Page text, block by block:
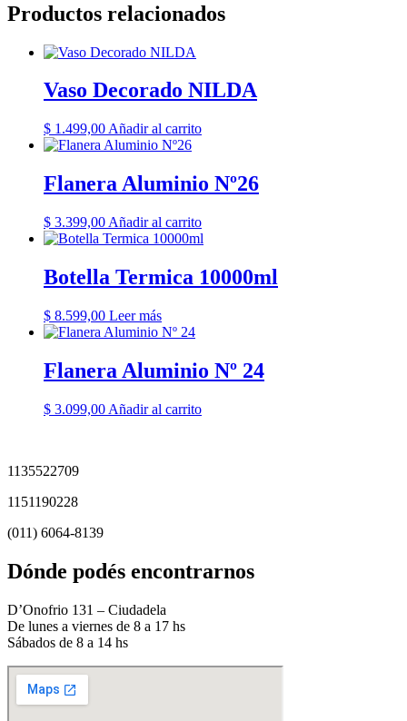
Productos relacionados
Vaso Decorado NILDA
$ 1.499,00 Añadir al carrito
Flanera Aluminio Nº26
$ 3.399,00 Añadir al carrito
Botella Termica 10000ml
$ 8.599,00 Leer más
Flanera Aluminio Nº 24
$ 3.099,00 Añadir al carrito
1135522709
1151190228
(011) 6064-8139
Dónde podés encontrarnos
D’Onofrio 131 – Ciudadela
De lunes a viernes de 8 a 17 hs
Sábados de 8 a 14 hs